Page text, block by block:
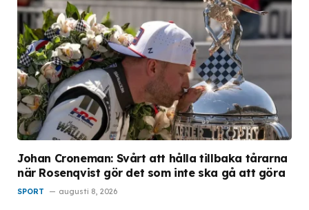
Johan Croneman: Svårt att hålla tillbaka tårarna
när Rosenqvist gör det som inte ska gå att göra
SPORT augusti 8, 2026